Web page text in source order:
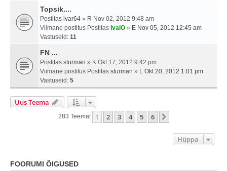
Topsik....
Postitas ivar64 » R Nov 02, 2012 9:48 am
Viimane postitus Postitas ivalO » E Nov 05, 2012 12:45 am
Vastuseid: 11
FN ...
Postitas sturman » K Okt 17, 2012 9:42 pm
Viimane postitus Postitas sturman » L Okt 20, 2012 1:01 pm
Vastuseid: 5
Uus Teema
283 Teemat 1 2 3 4 5 6
Hüppa
FOORUMI ÕIGUSED